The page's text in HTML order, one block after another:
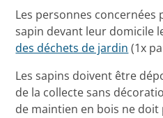
Les personnes
sapin devant leur domicile
des déchets de jardin (1x
Les sapins doivent être
de la collecte sans
de maintien en bois ne